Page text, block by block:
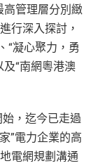
高管理層分別緻
行深入探討，
“凝心聚力，勇
“南網粵港澳
，迄今已走過
”電力企業的高
電網規劃溝通